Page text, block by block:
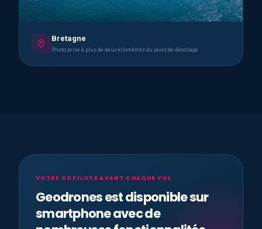
Bretagne
Photo prise à plus de deux kilomètres du point de décollage
VOTRE COPILOTE AVANT CHAQUE VOL
Geodrones est disponible sur
smartphone avec de